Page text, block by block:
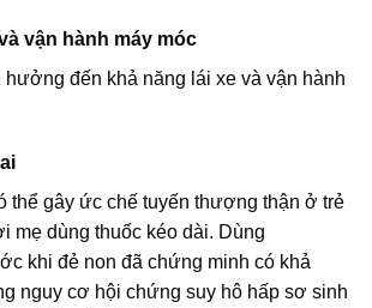
vận hành máy móc
hưởng đến khả năng lái xe và vận hành
thể gây ức chế tuyến thượng thận ở trẻ
mẹ dùng thuốc kéo dài. Dùng
khi đẻ non đã chứng minh có khả
nguy cơ hội chứng suy hô hấp sơ sinh